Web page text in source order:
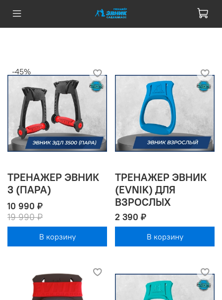
-45%
ТРЕНАЖЕР ЭВНИК
3 (ПАРА)
10 990 ₽
19 990 ₽
В корзину
ТРЕНАЖЕР ЭВНИК
(EVNIK) ДЛЯ
ВЗРОСЛЫХ
2 390 ₽
В корзину